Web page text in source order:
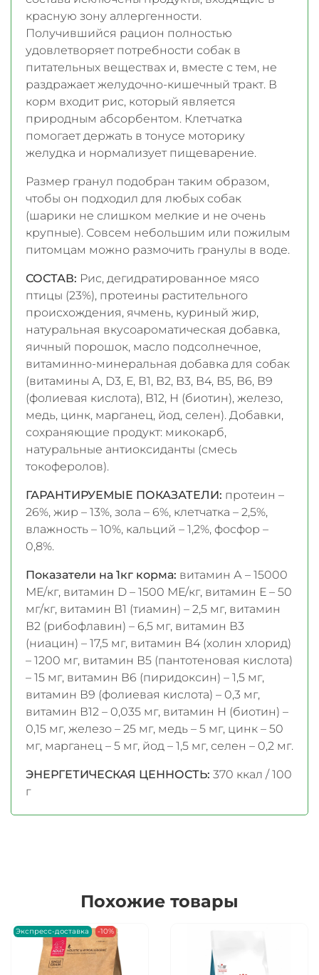
красную зону аллергенности.
Получившийся рацион полностью
удовлетворяет потребности собак в
питательных веществах и, вместе с тем, не
раздражает желудочно-кишечный тракт. В
корм входит рис, который является
природным абсорбентом. Клетчатка
помогает держать в тонусе моторику
желудка и нормализует пищеварение.
Размер гранул подобран таким образом,
чтобы он подходил для любых собак
(шарики не слишком мелкие и не очень
крупные). Совсем небольшим или пожилым
питомцам можно размочить гранулы в воде.
СОСТАВ: Рис, дегидратированное мясо
птицы (23%), протеины растительного
происхождения, ячмень, куриный жир,
натуральная вкусоароматическая добавка,
яичный порошок, масло подсолнечное,
витаминно-минеральная добавка для собак
(витамины А, D3, Е, В1, В2, В3, В4, В5, В6, В9
(фолиевая кислота), В12, Н (биотин), железо,
медь, цинк, марганец, йод, селен). Добавки,
сохраняющие продукт: микокарб,
натуральные антиоксиданты (смесь
токоферолов).
ГАРАНТИРУЕМЫЕ ПОКАЗАТЕЛИ: протеин –
26%, жир – 13%, зола – 6%, клетчатка – 2,5%,
влажность – 10%, кальций – 1,2%, фосфор –
0,8%.
Показатели на 1кг корма: витамин А – 15000
МЕ/кг, витамин D – 1500 МЕ/кг, витамин Е – 50
мг/кг, витамин В1 (тиамин) – 2,5 мг, витамин
В2 (рибофлавин) – 6,5 мг, витамин В3
(ниацин) – 17,5 мг, витамин В4 (холин хлорид)
– 1200 мг, витамин В5 (пантотеновая кислота)
– 15 мг, витамин В6 (пиридоксин) – 1,5 мг,
витамин В9 (фолиевая кислота) – 0,3 мг,
витамин В12 – 0,035 мг, витамин Н (биотин) –
0,15 мг, железо – 25 мг, медь – 5 мг, цинк – 50
мг, марганец – 5 мг, йод – 1,5 мг, селен – 0,2 мг.
ЭНЕРГЕТИЧЕСКАЯ ЦЕННОСТЬ: 370 ккал / 100
г
Похожие товары
Экспресс-доставка -10%